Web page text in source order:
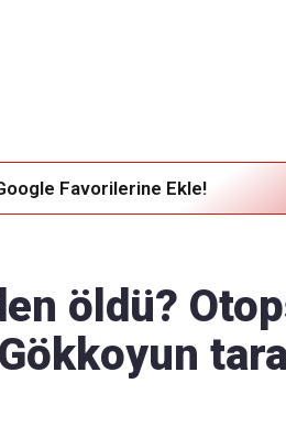
Favorilerine Ekle!
öldü?